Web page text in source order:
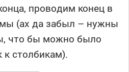
проводим конец в
(ах да забыл – нужны
что бы можно было
к столбикам).